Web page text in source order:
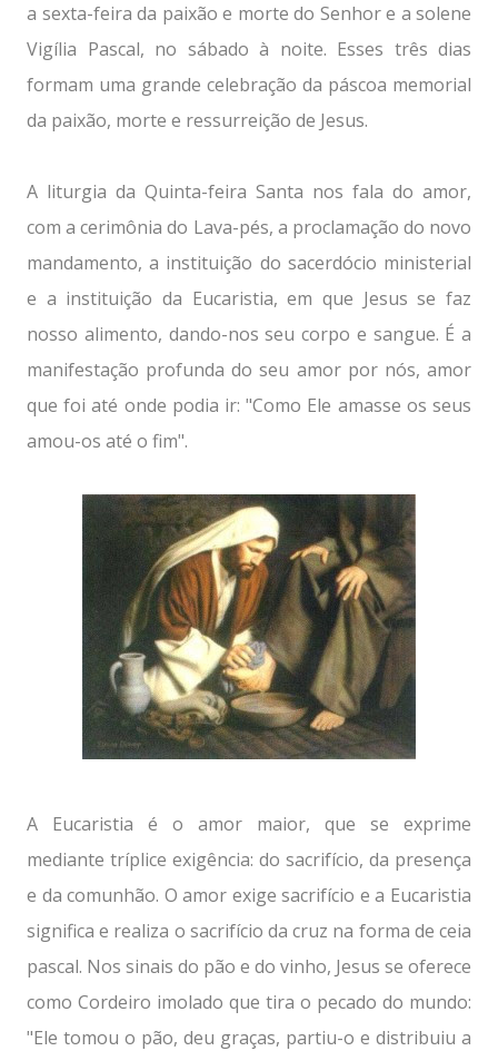
a sexta-feira da paixão e morte do Senhor e a solene
Vigília Pascal, no sábado à noite. Esses três dias
formam uma grande celebração da páscoa memorial
da paixão, morte e ressurreição de Jesus.
A liturgia da Quinta-feira Santa nos fala do amor,
com a cerimônia do Lava-pés, a proclamação do novo
mandamento, a instituição do sacerdócio ministerial
e a instituição da Eucaristia, em que Jesus se faz
nosso alimento, dando-nos seu corpo e sangue. É a
manifestação profunda do seu amor por nós, amor
que foi até onde podia ir: "Como Ele amasse os seus
amou-os até o fim".
A Eucaristia é o amor maior, que se exprime
mediante tríplice exigência: do sacrifício, da presença
e da comunhão. O amor exige sacrifício e a Eucaristia
significa e realiza o sacrifício da cruz na forma de ceia
pascal. Nos sinais do pão e do vinho, Jesus se oferece
como Cordeiro imolado que tira o pecado do mundo:
"Ele tomou o pão, deu graças, partiu-o e distribuiu a